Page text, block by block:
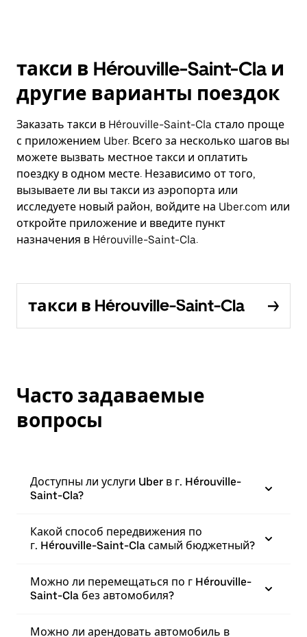
такси в Hérouville-Saint-Cla и
другие варианты поездок
Заказать такси в Hérouville-Saint-Cla стало проще
с приложением Uber. Всего за несколько шагов вы
можете вызвать местное такси и оплатить
поездку в одном месте. Независимо от того,
вызываете ли вы такси из аэропорта или
исследуете новый район, войдите на Uber.com или
откройте приложение и введите пункт
назначения в Hérouville-Saint-Cla.
такси в Hérouville-Saint-Cla
Часто задаваемые
вопросы
Доступны ли услуги Uber в г. Hérouville-
Saint-Cla?
Какой способ передвижения по
г. Hérouville-Saint-Cla самый бюджетный?
Можно ли перемещаться по г Hérouville-
Saint-Cla без автомобиля?
Можно ли арендовать автомобиль в